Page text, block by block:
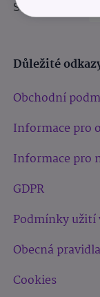
Sledujte nás:
Důležité
Obchodní
Informace pro
Informace pro
GDPR
Podmínky užití
Obecná
Cookies